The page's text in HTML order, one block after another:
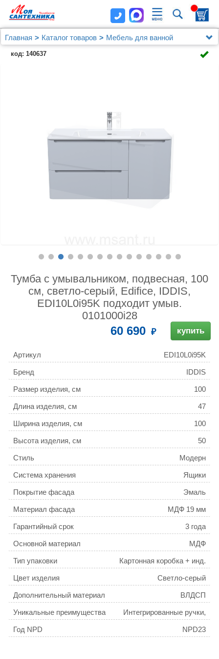
Главная Каталог товаров
Мебель для ванной
Мебель 100 - 120 см.
Тумба с умывальником, подвесная, 100 см, светло-
код: 140637
Тумба с умывальником, подвесная, 100
см, светло-серый, Edifice, IDDIS,
EDI10L0i95K подходит умыв.
0101000i28
60 690 купить
Артикул EDI10L0i95K
Бренд IDDIS
Размер изделия, см 100
Длина изделия, см 47
Ширина изделия, см 100
Высота изделия, см 50
Стиль Модерн
Система хранения Ящики
Покрытие фасада Эмаль
Материал фасада МДФ 19 мм
Гарантийный срок 3 года
Основной материал МДФ
Тип упаковки
Картонная коробка + инд.
пакет + пенопластовые
уголки
Цвет изделия Светло-серый
Дополнительный материал ВЛДСП
Уникальные преимущества
Интегрированные ручки,
плоский умывальник, ящики
с механизмом плавного
Год NPD NPD23